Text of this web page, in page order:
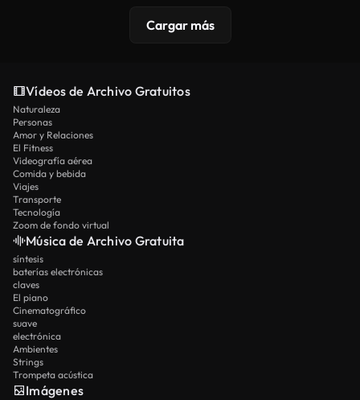
Cargar más
Vídeos de Archivo Gratuitos
Naturaleza
Personas
Amor y Relaciones
El Fitness
Videografía aérea
Comida y bebida
Viajes
Transporte
Tecnología
Zoom de fondo virtual
Música de Archivo Gratuita
síntesis
baterías electrónicas
claves
El piano
Cinematográfico
suave
electrónica
Ambientes
Strings
Trompeta acústica
Imágenes